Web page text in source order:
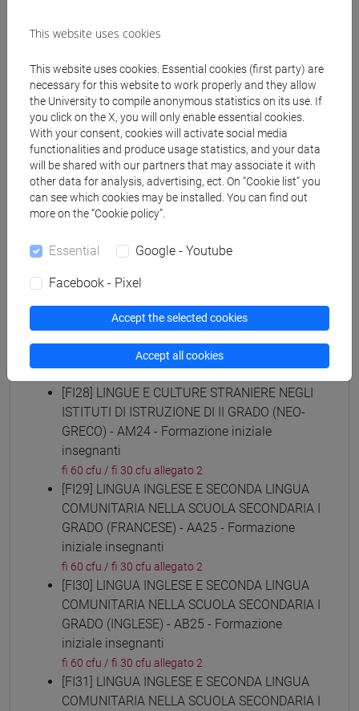
fi 60 cfu fi 30 cfu allegato 2
ISTITUTI DI ISTRUZIONE DI II GRADO
(GIAPPONESE) - AJ24 - Formazione iniziale
insegnanti
fi 60 cfu/fi 30 cfu allegato 2
[FI25] LINGUE E CULTURE STRANIERE NEGLI
ISTITUTI DI ISTRUZIONE DI II GRADO
(PORTOGHESE) - AN24 - Formazione iniziale
insegnanti
fi 60 cfu/fi 30 cfu allegato 2
(EBRAICO) - AK24 - Formazione iniziale
insegnanti
[FI27] LINGUA E CULTURA STRANIERA
(ARABO) - AL24 - Formazione iniziale
[FI28] LINGUE E CULTURE STRANIERE NEGLI
ISTITUTI DI ISTRUZIONE DI II GRADO (NEO-
GRECO) - AM24 - Formazione iniziale
insegnanti
fi 60 cfu / fi 30 cfu allegato 2
[FI29] LINGUA INGLESE E SECONDA LINGUA
COMUNITARIA NELLA SCUOLA SECONDARIA I
GRADO (FRANCESE) - AA25 - Formazione
iniziale insegnanti
fi 60 cfu / fi 30 cfu allegato 2
[FI30] LINGUA INGLESE E SECONDA LINGUA
COMUNITARIA NELLA SCUOLA SECONDARIA I
GRADO (INGLESE) - AB25 - Formazione
iniziale insegnanti
fi 60 cfu / fi 30 cfu allegato 2
[FI31] LINGUA INGLESE E SECONDA LINGUA
COMUNITARIA NELLA SCUOLA SECONDARIA I
This website uses cookies
This website uses cookies. Essential cookies (first party) are
necessary for this website to work properly and they allow
the University to compile anonymous statistics on its use. If
you click on the X, you will only enable essential cookies.
With your consent, cookies will activate social media
functionalities and produce usage statistics, and your data
will be shared with our partners that may associate it with
other data for analysis, advertising, ect. On “Cookie list” you
can see which cookies may be installed. You can find out
more on the “Cookie policy”.
Essential Google - Youtube
Facebook - Pixel
Accept the selected cookies
Accept all cookies